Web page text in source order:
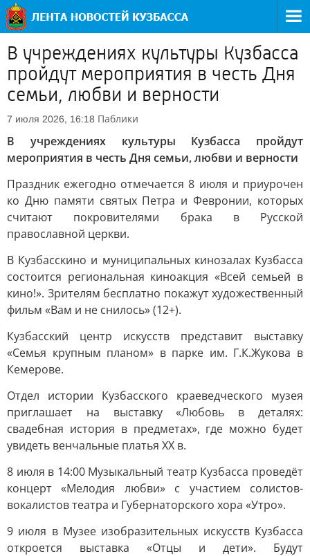
В учреждениях культуры Кузбасса
пройдут мероприятия в честь Дня
семьи, любви и верности
7 июля 2026, 16:18 Паблики
В учреждениях культуры Кузбасса пройдут
мероприятия в честь Дня семьи, любви и верности
Праздник ежегодно отмечается 8 июля и приурочен
ко Дню памяти святых Петра и Февронии, которых
считают покровителями брака в Русской
православной церкви.
В Кузбасскино и муниципальных кинозалах Кузбасса
состоится региональная киноакция «Всей семьей в
кино!». Зрителям бесплатно покажут художественный
фильм «Вам и не снилось» (12+).
Кузбасский центр искусств представит выставку
«Семья крупным планом» в парке им. Г.К.Жукова в
Кемерове.
Отдел истории Кузбасского краеведческого музея
приглашает на выставку «Любовь в деталях:
свадебная история в предметах», где можно будет
увидеть венчальные платья XX в.
8 июля в 14:00 Музыкальный театр Кузбасса проведёт
концерт «Мелодия любви» с участием солистов-
вокалистов театра и Губернаторского хора «Утро».
9 июля в Музее изобразительных искусств Кузбасса
откроется выставка «Отцы и дети». Будут